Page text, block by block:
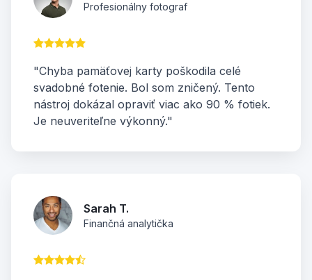
Profesionálny fotograf
"Chyba pamäťovej karty poškodila celé
svadobné fotenie. Bol som zničený. Tento
nástroj dokázal opraviť viac ako 90 % fotiek.
Je neuveriteľne výkonný."
Sarah T.
Finančná analytička